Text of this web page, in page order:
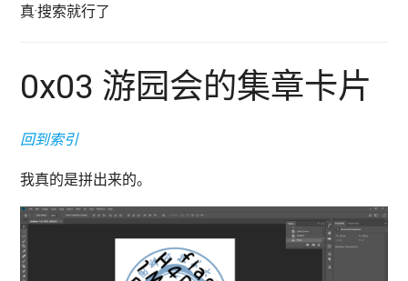
真·搜索就行了
0x03 游园会的集章卡片
回到索引
我真的是拼出来的。